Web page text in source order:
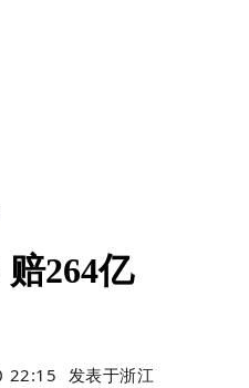
264亿
22:15 发表于浙江